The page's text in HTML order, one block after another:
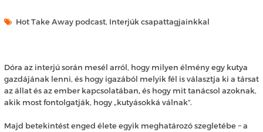
Hot Take Away podcast, Interjúk csapattagjainkkal
Dóra az interjú során mesél arról, hogy milyen élmény egy kutya
gazdájának lenni, és hogy igazából melyik fél is választja ki a társat
az állat és az ember kapcsolatában,és hogy mit tanácsol azoknak,
akik most fontolgatják, hogy „kutyásokká válnak”.
Majd betekintést enged élete egyik meghatározó szegletébe − a